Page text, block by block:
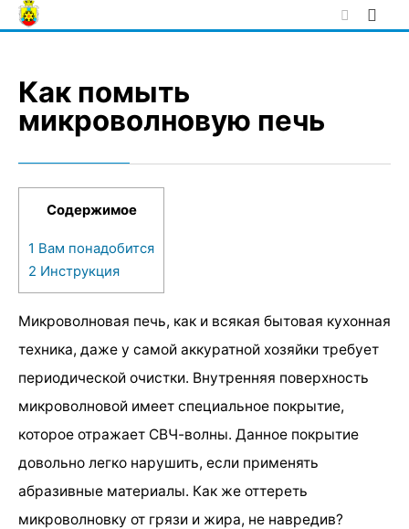
Skip
to
Как помыть
микроволновую печь
Содержимое
1 Вам понадобится
2 Инструкция
Микроволновая печь, как и всякая бытовая кухонная
техника, даже у самой аккуратной хозяйки требует
периодической очистки. Внутренняя поверхность
микроволновой имеет специальное покрытие,
которое отражает СВЧ-волны. Данное покрытие
довольно легко нарушить, если применять
абразивные материалы. Как же оттереть
микроволновку от грязи и жира, не навредив?